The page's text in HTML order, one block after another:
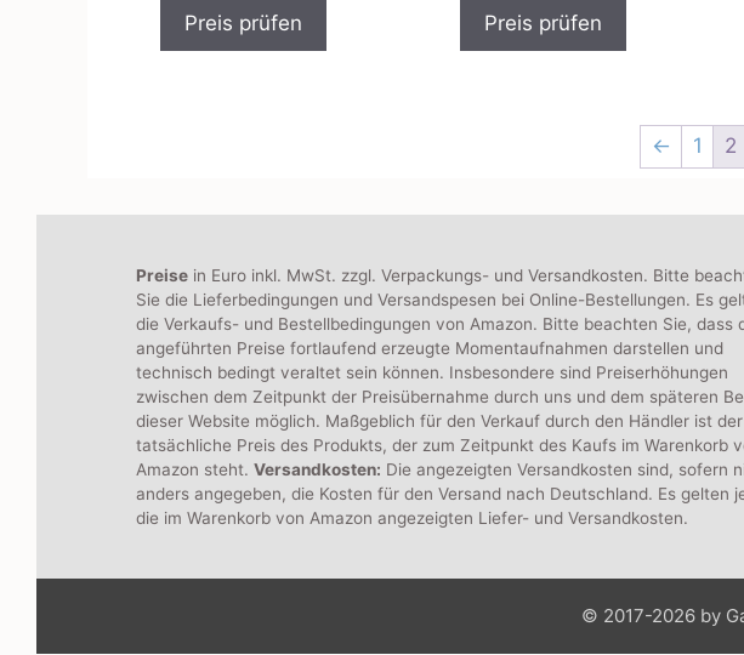
o
Preis prüfen
n
5
Preis prüfen
← 1 2
Preise in Euro inkl. MwSt. zzgl. Verpackungs- und Versandkosten. Bitte
Sie die Lieferbedingungen und Versandspesen bei Online-Bestellungen. Es
die Verkaufs- und Bestellbedingungen von Amazon. Bitte beachten Sie, dass
angeführten Preise fortlaufend erzeugte Momentaufnahmen darstellen und
technisch bedingt veraltet sein können. Insbesondere sind Preiserhöhungen
zwischen dem Zeitpunkt der Preisübernahme durch uns und dem späteren
dieser Website möglich. Maßgeblich für den Verkauf durch den Händler ist der
tatsächliche Preis des Produkts, der zum Zeitpunkt des Kaufs im Warenkorb
Amazon steht. Versandkosten: Die angezeigten Versandkosten sind, sofern
anders angegeben, die Kosten für den Versand nach Deutschland. Es gelten
die im Warenkorb von Amazon angezeigten Liefer- und Versandkosten.
© 2017-2026 by